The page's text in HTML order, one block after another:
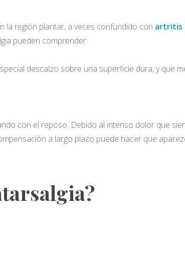
la región plantar, a veces confundido con artritis
pueden comprender:
descalzo sobre una superficie dura, y que
con el reposo. Debido al intenso dolor que
a largo plazo puede hacer que